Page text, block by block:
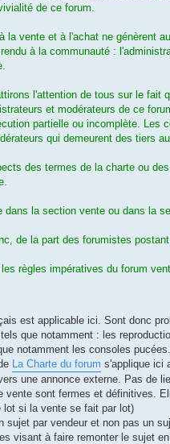
de ce forum.
la vente et à l'achat ne génèrent
à la communauté :
l'attention de tous sur le fait
et modérateurs de ce
partielle ou incomplète. Les
qui demeurent des tiers
des termes de la charte ou
dans la section vente ou dans la
de la part des forumistes
règles impératives du forum
est applicable ici. Sont donc
que notamment : les
notamment les consoles pucées.
La Charte du forum s'applique ici
une annonce externe. Pas de
vente sont fermes et définitives.
lot si la vente se fait par lot)
sujet par vendeur et non pas un
visant à faire remonter le sujet